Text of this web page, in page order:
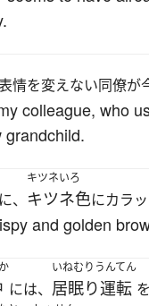
情を変えない同僚が
colleague, who
grandchild.
に、
キツネいろ
キツネ色にカラ
and golden
には、
いねむりうんてん
居眠り運転